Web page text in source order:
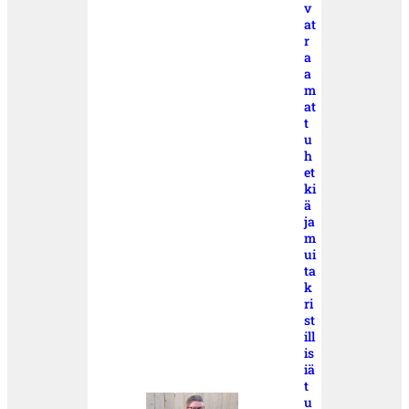
v
at
r
a
a
m
at
t
u
h
et
ki
ä
ja
m
ui
ta
k
ri
st
ill
is
iä
t
u